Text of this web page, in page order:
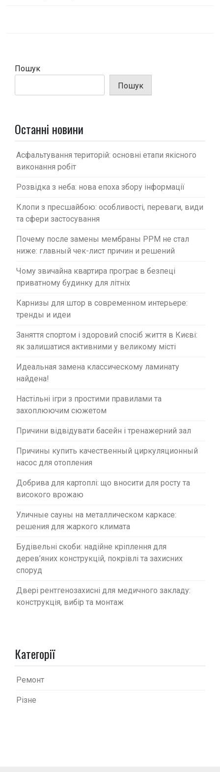
Пошук
Пошук
Останні новини
Асфальтування територій: основні етапи якісного
виконання робіт
Розвідка з неба: нова епоха збору інформації
Клопи з пресшайбою: особливості, переваги, види
та сфери застосування
Почему после замены мембраны PPM не стал
ниже: главный чек-лист причин и решений
Чому звичайна квартира програє в безпеці
приватному будинку для літніх
Карнизы для штор в современном интерьере:
тренды и идеи
Заняття спортом і здоровий спосіб життя в Києві:
як залишатися активними у великому місті
Идеальная замена классическому ламинату
найдена!
Настільні ігри з простими правилами та
захоплюючим сюжетом
Причини відвідувати басейн і тренажерний зал
Причины купить качественный циркуляционный
насос для отопления
Добрива для картоплі: що вносити для росту та
високого врожаю
Уличные сауны на металлическом каркасе:
решения для жаркого климата
Будівельні скоби: надійне кріплення для
дерев’яних конструкцій, покрівлі та захисних
споруд
Двері рентгенозахисні для медичного закладу:
конструкція, вибір та монтаж
Категорії
Ремонт
Різне